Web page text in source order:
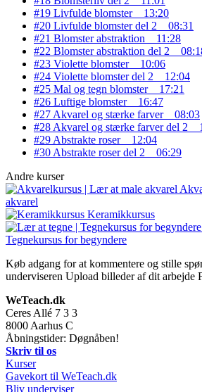
#19 Livfulde blomster
13:20
#20 Livfulde blomster del 2
08:31
#21 Blomster abstraktion
11:28
#22 Blomster abstraktion del 2
#23 Violette blomster
10:06
#24 Violette blomster del 2
12:04
#25 Mal og tegn blomster
17:21
#26 Luftige blomster
16:47
#27 Akvarel og stærke farver
08:03
#28 Akvarel og stærke farver del 2
#29 Abstrakte roser
12:04
#30 Abstrakte roser del 2
06:29
Andre kurser
akvarel
Keramikkursus
Tegnekursus for begyndere
Køb adgang for at kommentere og stille
underviseren Upload billeder af dit arbejde
WeTeach.dk
Ceres Allé 7 3 3
8000 Aarhus C
Åbningstider: Døgnåben!
Skriv til os
Kurser
Gavekort til WeTeach.dk
Bliv underviser